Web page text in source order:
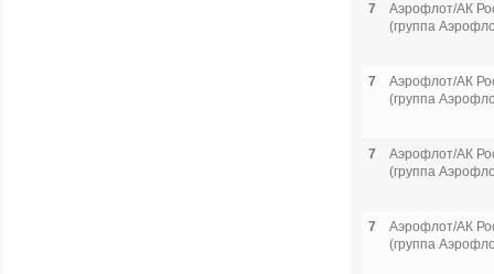
7
Аэрофлот/АК
(группа
7
Аэрофлот/АК
(группа
7
Аэрофлот/АК
(группа
7
Аэрофлот/АК
(группа